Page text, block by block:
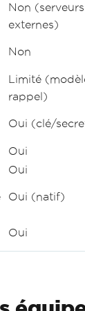
Non (serveurs
externes)
Non
Limité
rappel)
Oui (clé/
Oui
Oui
Oui (natif)
Oui